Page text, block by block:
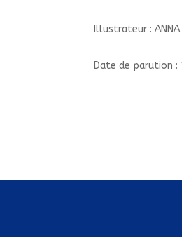
Illustrateur : ANNA
Date de parution :